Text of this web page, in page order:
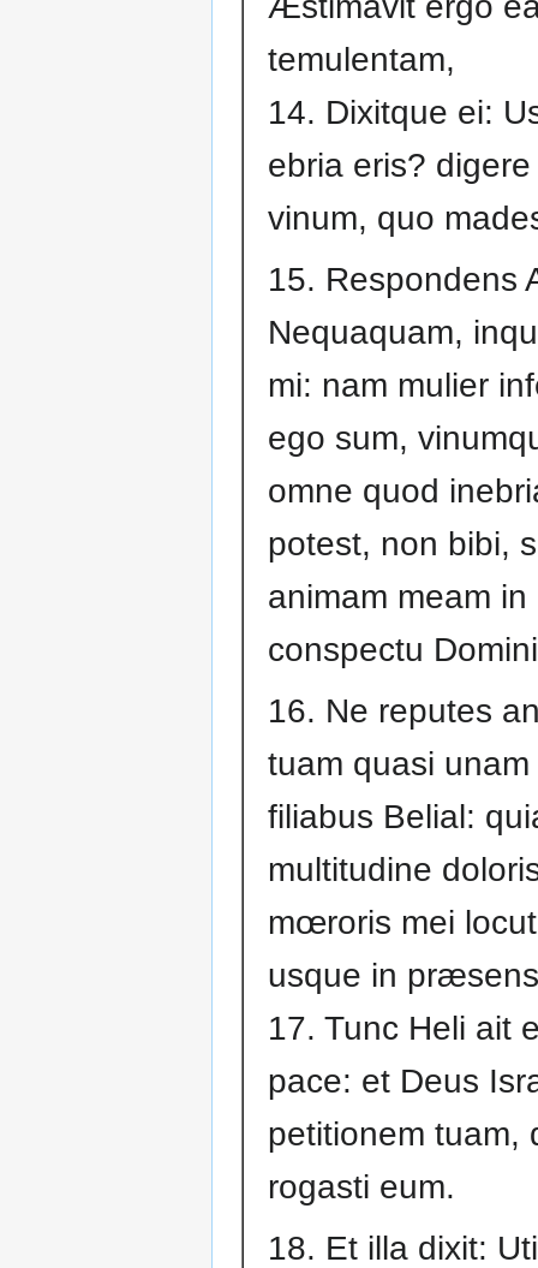
temulentam,
14. Dixitque ei:
ebria eris?
vinum, quo
15. Respondens
Nequaquam,
mi: nam mulier
ego sum,
omne quod
potest, non bibi,
animam meam in
conspectu
16. Ne reputes
tuam quasi unam
filiabus Belial:
multitudine
mœroris mei
usque in
17. Tunc Heli ait
pace: et Deus
petitionem tuam,
rogasti eum.
18. Et illa dixit: